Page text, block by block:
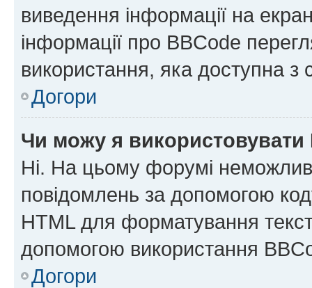
виведення інформації на
інформації про BBCode
використання, яка доступна з
Догори
Чи можу я використовувати
Ні. На цьому форумі
повідомлень за допомогою
HTML для форматування
допомогою використання
Догори